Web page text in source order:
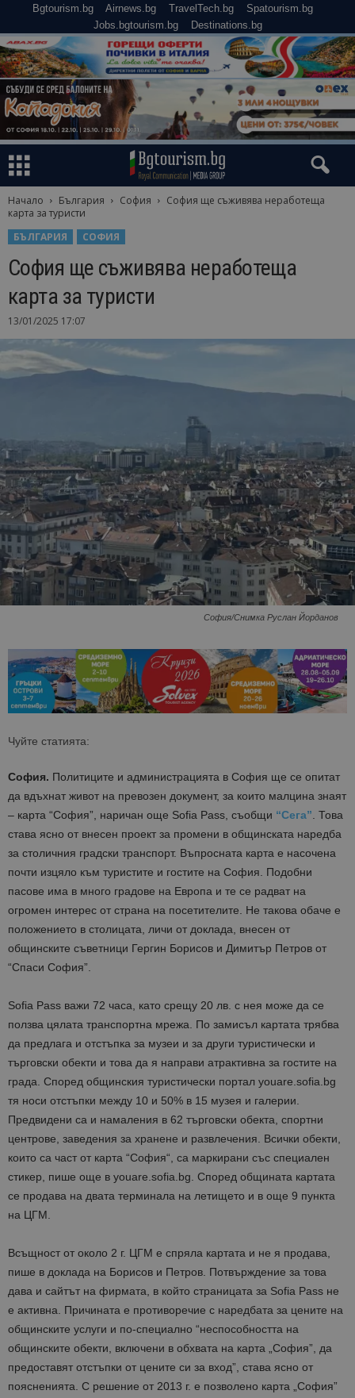
Bgtourism.bg Airnews.bg TravelTech.bg
Spatourism.bg
Jobs.bgtourism.bg
Destinations.bg
Начало България София
София ще съживява неработеща
карта за туристи
БЪЛГАРИЯ
СОФИЯ
София ще съживява неработеща
карта за туристи
13/01/2025 17:07
София/Снимка Руслан Йорданов
Чуйте статията:
София. Политиците и администрацията в София ще се опитат
да вдъхнат живот на превозен документ, за които малцина знаят
– карта “София”, наричан още Sofia Pass, съобщи “Сега”. Това
става ясно от внесен проект за промени в общинската наредба
за столичния градски транспорт. Въпросната карта е насочена
почти изцяло към туристите и гостите на София. Подобни
пасове има в много градове на Европа и те се радват на
огромен интерес от страна на посетителите. Не такова обаче е
положението в столицата, личи от доклада, внесен от
общинските съветници Гергин Борисов и Димитър Петров от
“Спаси София”.
Sofia Pass важи 72 часа, като срещу 20 лв. с нея може да се
ползва цялата транспортна мрежа. По замисъл картата трябва
да предлага и отстъпка за музеи и за други туристически и
търговски обекти и това да я направи атрактивна за гостите на
града. Според общинския туристически портал youare.sofia.bg
тя носи отстъпки между 10 и 50% в 15 музея и галерии.
Предвидени са и намаления в 62 търговски обекта, спортни
центрове, заведения за хранене и развлечения. Всички обекти,
които са част от карта “София“, са маркирани със специален
стикер, пише още в youare.sofia.bg. Според общината картата
се продава на двата терминала на летището и в още 9 пункта
на ЦГМ.
Всъщност от около 2 г. ЦГМ е спряла картата и не я продава,
пише в доклада на Борисов и Петров. Потвърждение за това
дава и сайтът на фирмата, в който страницата за Sofia Pass не
е активна. Причината е противоречие с наредбата за цените на
общинските услуги и по-специално “неспособността на
общинските обекти, включени в обхвата на карта „София”, да
предоставят отстъпки от цените си за вход”, става ясно от
поясненията. С решение от 2013 г. е позволено карта „София”